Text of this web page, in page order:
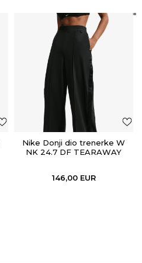
Nike Donji dio trenerke W
NK 24.7 DF TEARAWAY
146,00 EUR